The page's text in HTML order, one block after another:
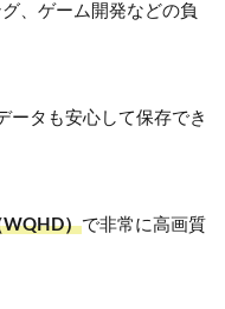
、ゲーム開発などの負
ータも安心して保存でき
）で非常に高画質